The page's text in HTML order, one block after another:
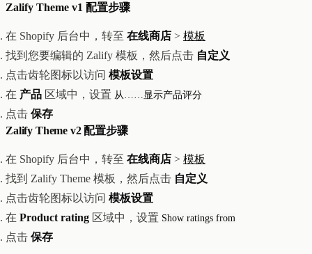
Zalify Theme v1 配置步骤
在 Shopify 后台中，转至 在线商店 > 模板
找到您要编辑的 Zalify 模板，然后点击 自定义
点击齿轮图标以访问 模板设置
在 产品 区域中，设置 从……显示产品评分
点击 保存
Zalify Theme v2 配置步骤
在 Shopify 后台中，转至 在线商店 > 模板
找到 Zalify Theme 模板，然后点击 自定义
点击齿轮图标以访问 模板设置
在 Product rating 区域中，设置 Show ratings from
点击 保存